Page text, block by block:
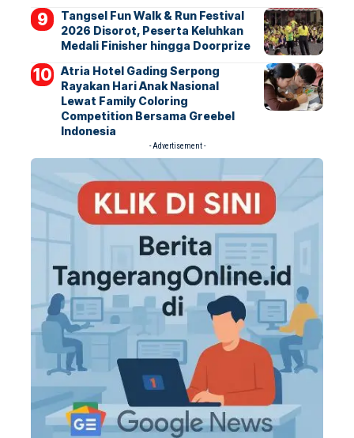
Tangsel Fun Walk & Run Festival
2026 Disorot, Peserta Keluhkan
Medali Finisher hingga Doorprize
Atria Hotel Gading Serpong
Rayakan Hari Anak Nasional
Lewat Family Coloring
Competition Bersama Greebel
Indonesia
- Advertisement -